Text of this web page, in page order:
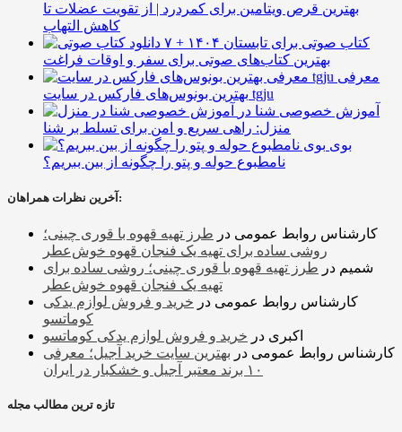
بهترین قرص ویتامین برای کمردرد | از تقویت عضلات تا
کاهش التهاب
۷ کتاب صوتی برای تابستان ۱۴۰۴ +
بهترین کتاب‌های صوتی برای سفر و اوقات فراغت
معرفی
بهترین بونوس‌های فارکس در سایت tgju
آموزش خصوصی شنا در
منزل: راهی سریع و امن برای تسلط بر شنا
بوی
نامطبوع حوله و پتو را چگونه از بین ببریم؟
آخرین نظرات همراهان:
کارشناس روابط عمومی در طرز تهیه قهوه با قوری چینی؛
روشی ساده برای تهیه یک فنجان قهوه خوش‌عطر
شمیم در طرز تهیه قهوه با قوری چینی؛ روشی ساده برای
تهیه یک فنجان قهوه خوش‌عطر
کارشناس روابط عمومی در خرید و فروش لوازم یدکی
کوماتسو
اکبری در خرید و فروش لوازم یدکی کوماتسو
کارشناس روابط عمومی در بهترین سایت خرید آجیل؛ معرفی
۱۰ برند معتبر آجیل و خشکبار در ایران
تازه ترین مطالب مجله